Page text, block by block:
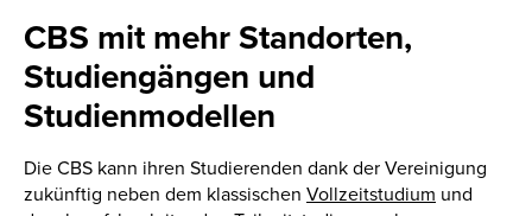
CBS mit mehr Standorten,
Studiengängen und
Studienmodellen
Die CBS kann ihren Studierenden dank der Vereinigung
zukünftig neben dem klassischen Vollzeitstudium und